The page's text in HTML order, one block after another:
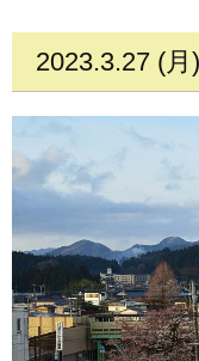
2023.3.27 (月)